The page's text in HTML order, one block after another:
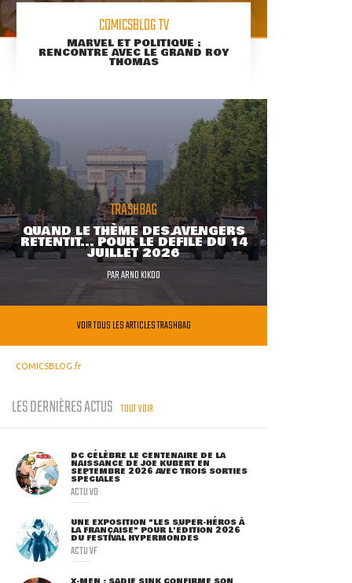
COMICSBLOG TV
MARVEL ET POLITIQUE :
RENCONTRE AVEC LE GRAND ROY
THOMAS
TRASHBAG
QUAND LE THÈME DES AVENGERS
RETENTIT... POUR LE DÉFILÉ DU 14
JUILLET 2026
PARARNO KIKOO
VOIR TOUS LES ARTICLES TRASHBAG
COMICSBLOG.fr
LES DERNIÈRES ACTUS TOUT VOIR
DC CÉLÈBRE LE CENTENAIRE DE LA
NAISSANCE DE JOE KUBERT EN
SEPTEMBRE 2026 AVEC TROIS SORTIES
SPÉCIALES
ACTU VO
UNE EXPOSITION "LES SUPER-HÉROS À
LA FRANÇAISE" POUR L'ÉDITION 2026
DU FESTIVAL HYPERMONDES
ACTU VF